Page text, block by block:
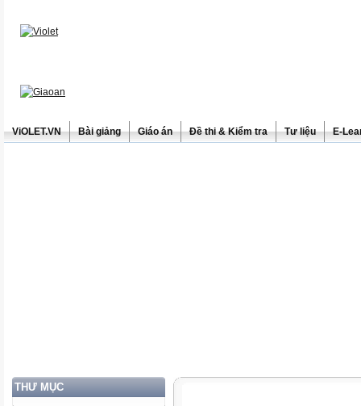
ViOLET.VN Bài giảng Giáo án Đề thi & Kiểm tra Tư liệu E-
THƯ MỤC